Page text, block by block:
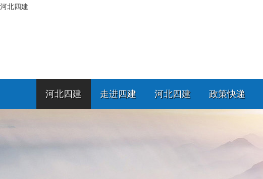
河北四建
河北四建 走进四建 河北四建 政策快递